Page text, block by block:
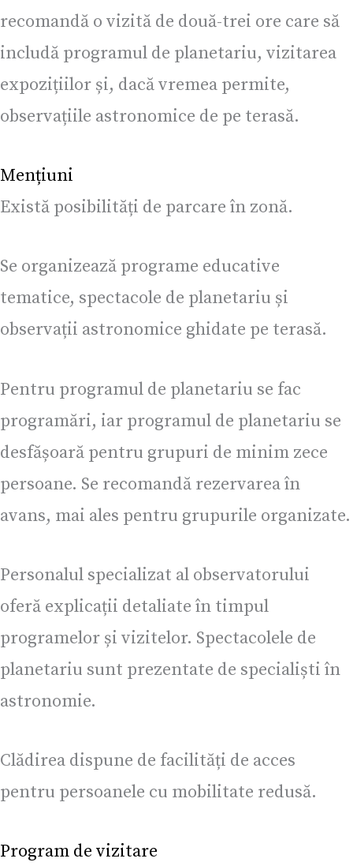
recomandă o vizită de două-trei ore care să
includă programul de planetariu, vizitarea
expozițiilor și, dacă vremea permite,
observațiile astronomice de pe terasă.
Mențiuni
Există posibilități de parcare în zonă.
Se organizează programe educative
tematice, spectacole de planetariu și
observații astronomice ghidate pe terasă.
Pentru programul de planetariu se fac
programări, iar programul de planetariu se
desfășoară pentru grupuri de minim zece
persoane. Se recomandă rezervarea în
avans, mai ales pentru grupurile organizate.
Personalul specializat al observatorului
oferă explicații detaliate în timpul
programelor și vizitelor. Spectacolele de
planetariu sunt prezentate de specialiști în
astronomie.
Clădirea dispune de facilități de acces
pentru persoanele cu mobilitate redusă.
Program de vizitare